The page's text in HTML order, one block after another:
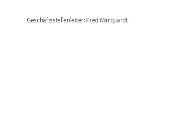
Geschäftsstellenleiter: Fred Marquardt